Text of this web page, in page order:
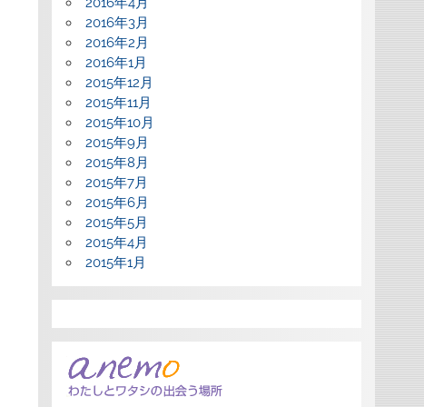
2016年3月
2016年2月
2016年1月
2015年12月
2015年11月
2015年10月
2015年9月
2015年8月
2015年7月
2015年6月
2015年5月
2015年4月
2015年1月